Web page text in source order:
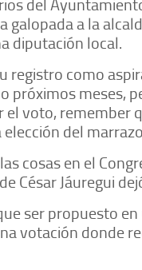
galopada a la
diputación local.
registro como
próximos meses,
el voto, remember
del
cosas en el
César Jáuregui
ser propuesto
votación donde